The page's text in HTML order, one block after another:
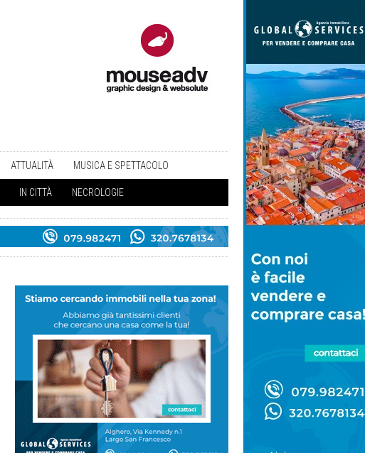
ATTUALITÀ MUSICA E SPETTACOLO
IN CITTÀ NECROLOGIE